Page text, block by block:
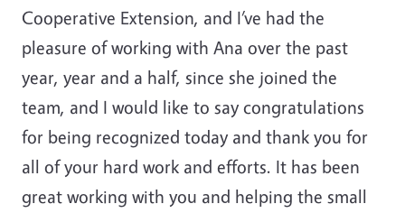
Cooperative Extension, and I’ve had the
pleasure of working with Ana over the past
year, year and a half, since she joined the
team, and I would like to say congratulations
for being recognized today and thank you for
all of your hard work and efforts. It has been
great working with you and helping the small